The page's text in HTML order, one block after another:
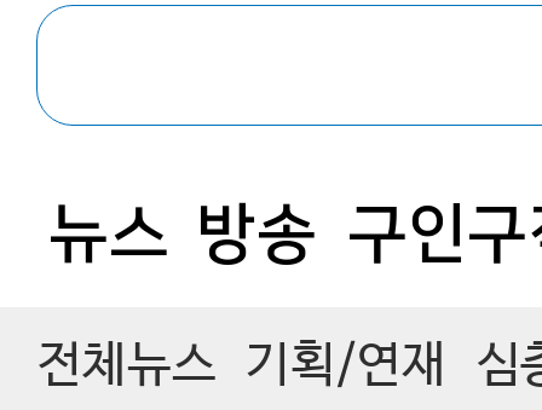
뉴스 방송 구인
전체뉴스 기획/연재 심